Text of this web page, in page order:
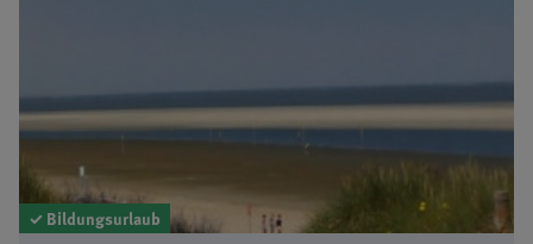
✓ Bildungsurlaub